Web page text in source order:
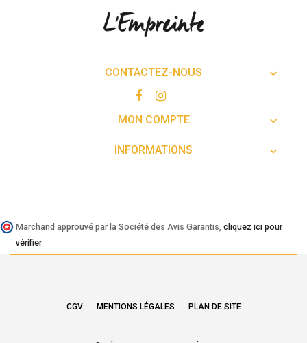
CONTACTEZ-NOUS 
MON COMPTE 
INFORMATIONS 
Marchand approuvé par la Société des Avis Garantis, cliquez ici pour
vérifier.
CGV MENTIONS LÉGALES PLAN DE SITE